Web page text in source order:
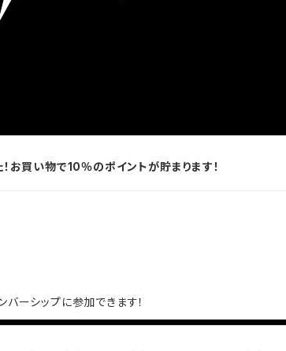
買い物で10％のポイントが貯まります！
ーシップに参加できます！